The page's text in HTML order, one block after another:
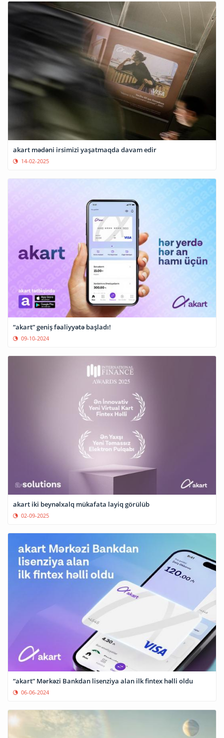
akart mədəni irsimizi yaşatmaqda davam edir
14-02-2025
“akart” geniş fəaliyyətə başladı!
09-10-2024
akart iki beynəlxalq mükafata layiq görülüb
02-09-2025
“akart” Mərkəzi Bankdan lisenziya alan ilk fintex həlli oldu
06-06-2024